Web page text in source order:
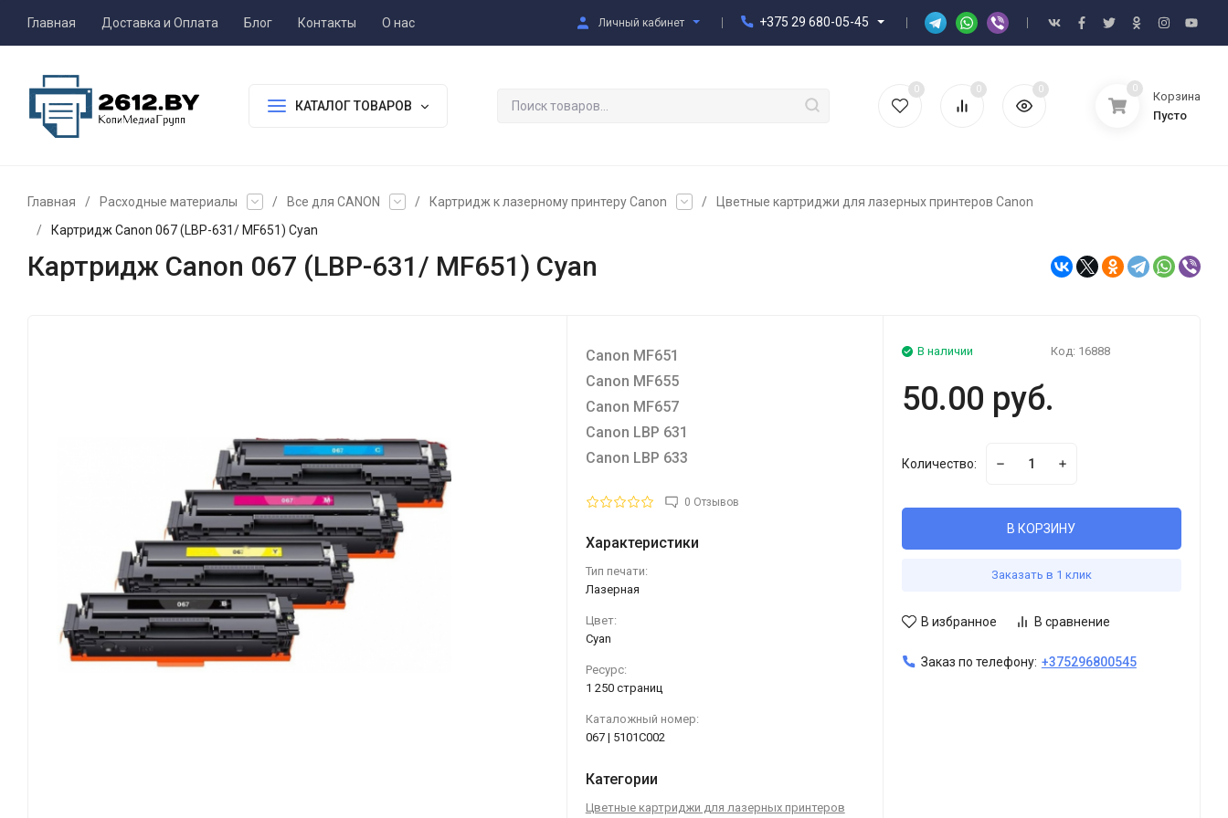
Главная Доставка и Оплата Блог Контакты О нас Личный кабинет +375 29 680-05-45
КАТАЛОГ ТОВАРОВ
0 0 0 0
Корзина
Пусто
Главная / Расходные материалы / Все для CANON / Картридж к лазерному принтеру Canon /
Цветные картриджи для лазерных принтеров Canon
/
Картридж Canon 067 (LBP-631/ MF651) Cyan
Картридж Canon 067 (LBP-631/ MF651) Cyan
Canon MF651
Canon MF655
Canon MF657
Canon LBP 631
Canon LBP 633
0 Отзывов
Характеристики
Тип печати:
Лазерная
Цвет:
Cyan
Ресурс:
1 250 страниц
Каталожный номер:
067 | 5101C002
Категории
Цветные картриджи для лазерных принтеров
В наличии Код: 16888
50.00 руб.
Количество:
В КОРЗИНУ
Заказать в 1 клик
В избранное В сравнение
Заказ по телефону: +375296800545